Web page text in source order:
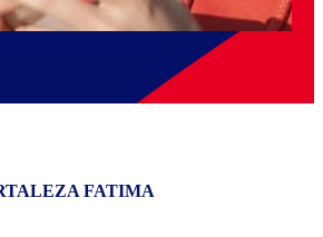
FATIMA